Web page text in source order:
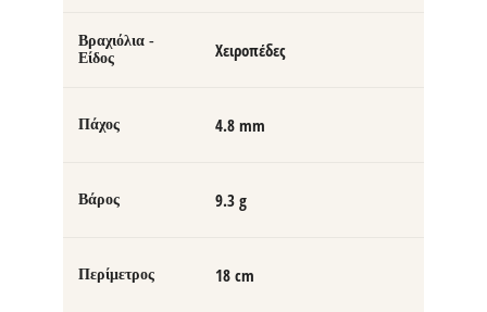
Βραχιόλια -
Είδος
Χειροπέδες
Πάχος 4.8 mm
Βάρος 9.3 g
Περίμετρος 18 cm